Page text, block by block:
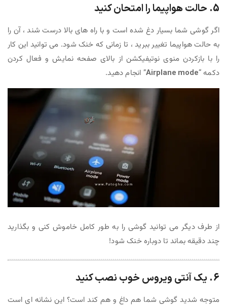
5. حالت هواپیما را امتحان کنید
اگر گوشی شما بسیار دغ شده است و با راه های بالا درست شند ، آن را
به حالت هواپیما تغییر ببرید ، تا زمانی که خنک شود. می توانید این کار
را با بازکردن منوی نوتیفیکشن از بالای صفحه نمایش و فعال کردن
دکمه “Airplane mode” انجام دهید.
از طرف دیگر می توانید گوشی را به طور کامل خاموش کنی و بگذارید
چند دقیقه بماند تا دوباره خنک شود!
6. یک آنتی ویروس خوب نصب کنید
متوجه شدید گوشی شما هم داغ و هم کند است؟ این نشانه ای است